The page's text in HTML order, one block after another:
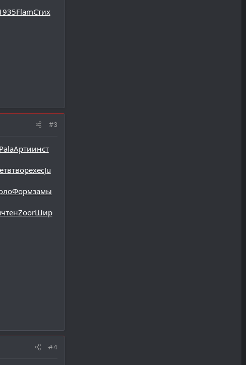
FlamСтих
#3
Артиинст
творexecJu
Формзамы
чтенZoorШир
#4